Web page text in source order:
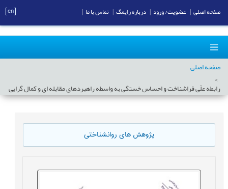
صفحه اصلی
رابطه علّی فراشناخت و احساس خستگی به واسطه راهبردهای مقابله ای و کمال گرایی
پژوهش های روانشناختی
صفحه اصلی عضویت/ ورود درباره رایمگ تماس با ما